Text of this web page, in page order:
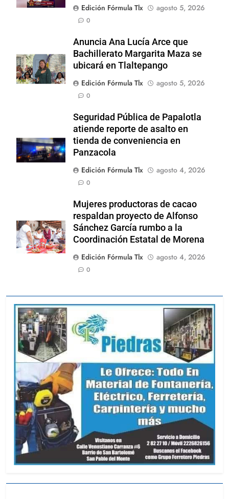
Edición Fórmula Tlx agosto 5, 2026
0
Anuncia Ana Lucía Arce que
Bachillerato Margarita Maza se
ubicará en Tlaltepango
Edición Fórmula Tlx
agosto 5, 2026
0
Seguridad Pública de Papalotla
atiende reporte de asalto en
tienda de conveniencia en
Panzacola
Edición Fórmula Tlx
agosto 4, 2026
0
Mujeres productoras de cacao
respaldan proyecto de Alfonso
Sánchez García rumbo a la
Coordinación Estatal de Morena
Edición Fórmula Tlx
agosto 4, 2026
0